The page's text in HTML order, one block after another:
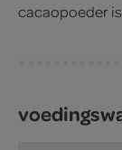
cacaopoeder